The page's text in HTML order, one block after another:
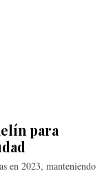
para
en 2023, manteniendo